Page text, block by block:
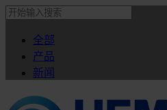
全部
产品
新闻